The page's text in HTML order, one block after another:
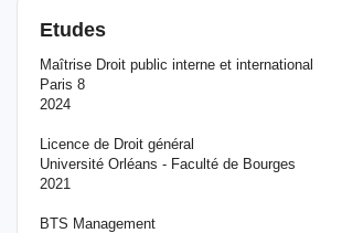
Etudes
Maîtrise Droit public interne et international
Paris 8
2024
Licence de Droit général
Université Orléans - Faculté de Bourges
2021
BTS Management